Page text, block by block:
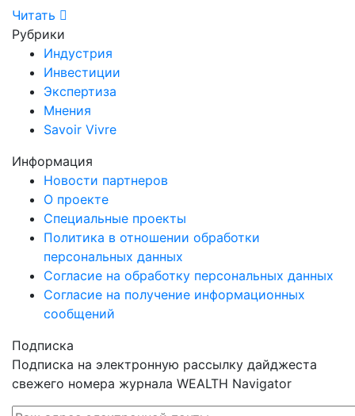
Читать
Рубрики
Индустрия
Инвестиции
Экспертиза
Мнения
Savoir Vivre
Информация
Новости партнеров
О проекте
Специальные проекты
Политика в отношении обработки
персональных данных
Согласие на обработку персональных данных
Согласие на получение информационных
сообщений
Подписка
Подписка на электронную рассылку дайджеста
свежего номера журнала WEALTH Navigator